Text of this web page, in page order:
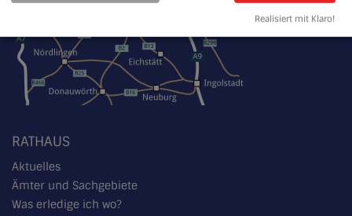
RATHAUS
Aktuelles
Ämter und Sachgebiete
Was erledige ich wo?
Realisiert mit Klaro!